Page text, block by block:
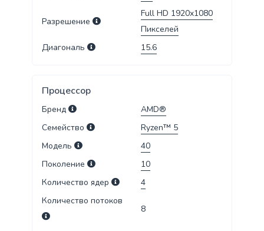
Разрешение
Full HD 1920x1080
Пикселей
Диагональ
15.6
Процессор
Бренд
AMD®
Семейство
Ryzen™ 5
Модель
40
Поколение
10
Количество ядер
4
Количество потоков
8